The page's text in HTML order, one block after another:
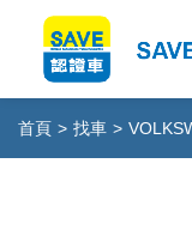
首頁 > 找車 >